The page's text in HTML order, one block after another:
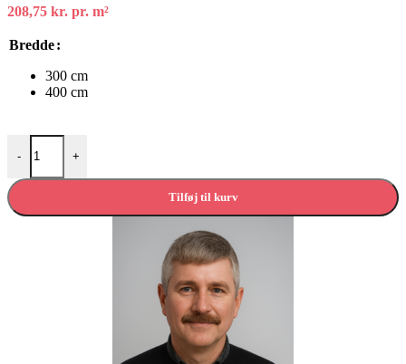
208,75 kr. pr. m²
Bredde
300 cm
400 cm
-
Forbo Novilon Viva vinylgulv - Light Chestnut antal
+
Tilføj til kurv